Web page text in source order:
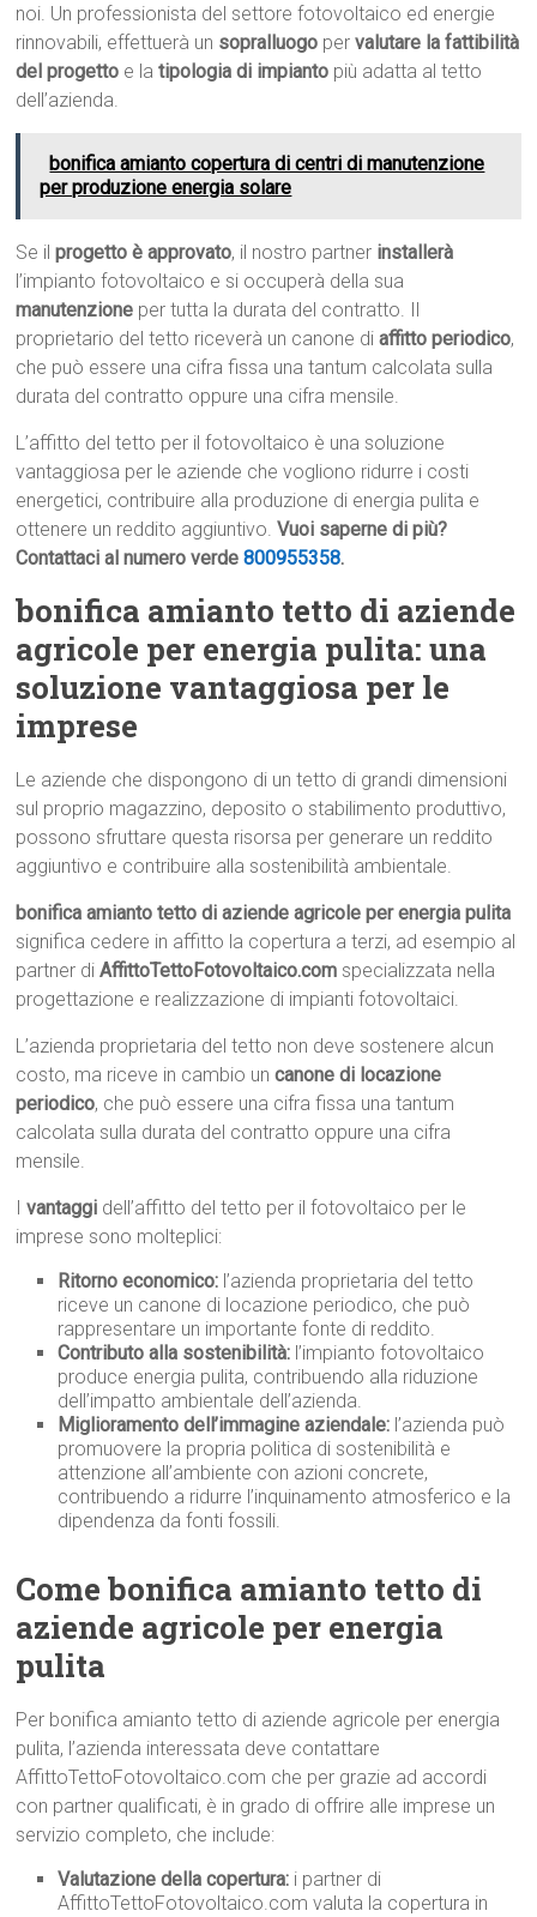
noi. Un professionista del settore fotovoltaico ed energie
rinnovabili, effettuerà un sopralluogo pervalutare la fattibilità
del progetto e latipologia di impianto più adatta al tetto
dell’azienda.
bonifica amianto copertura di centri di manutenzione
per produzione energia solare
Se ilprogetto è approvato, il nostro partner installerà
l’impianto fotovoltaico e si occuperà della sua
manutenzione per tutta la durata del contratto. Il
proprietario del tetto riceverà un canone diaffitto periodico,
che può essere una cifra fissa una tantum calcolata sulla
durata del contratto oppure una cifra mensile.
L’affitto del tetto per il fotovoltaico è una soluzione
vantaggiosa per le aziende che vogliono ridurre i costi
energetici, contribuire alla produzione di energia pulita e
ottenere un reddito aggiuntivo.Vuoi saperne di più?
Contattaci al numero verde800955358.
bonifica amianto tetto di aziende
agricole per energia pulita: una
soluzione vantaggiosa per le
imprese
Le aziende che dispongono di un tetto di grandi dimensioni
sul proprio magazzino, deposito o stabilimento produttivo,
possono sfruttare questa risorsa per generare un reddito
aggiuntivo e contribuire alla sostenibilità ambientale.
bonifica amianto tetto di aziende agricole per energia pulita
significa cedere in affitto la copertura a terzi, ad esempio al
partner diAffittoTettoFotovoltaico.com specializzata nella
progettazione e realizzazione di impianti fotovoltaici.
L’azienda proprietaria del tetto non deve sostenere alcun
costo, ma riceve in cambio uncanone di locazione
periodico, che può essere una cifra fissa una tantum
calcolata sulla durata del contratto oppure una cifra
mensile.
Ivantaggi dell’affitto del tetto per il fotovoltaico per le
imprese sono molteplici:
Ritorno economico: l’azienda proprietaria del tetto
riceve un canone di locazione periodico, che può
rappresentare un importante fonte di reddito.
Contributo alla sostenibilità: l’impianto fotovoltaico
produce energia pulita, contribuendo alla riduzione
dell’impatto ambientale dell’azienda.
Miglioramento dell’immagine aziendale: l’azienda può
promuovere la propria politica di sostenibilità e
attenzione all’ambiente con azioni concrete,
contribuendo a ridurre l’inquinamento atmosferico e la
dipendenza da fonti fossili.
Come bonifica amianto tetto di
aziende agricole per energia
pulita
Per bonifica amianto tetto di aziende agricole per energia
pulita, l’azienda interessata deve contattare
AffittoTettoFotovoltaico.com che per grazie ad accordi
con partner qualificati, è in grado di offrire alle imprese un
servizio completo, che include:
Valutazione della copertura: i partner di
AffittoTettoFotovoltaico.com valuta la copertura in